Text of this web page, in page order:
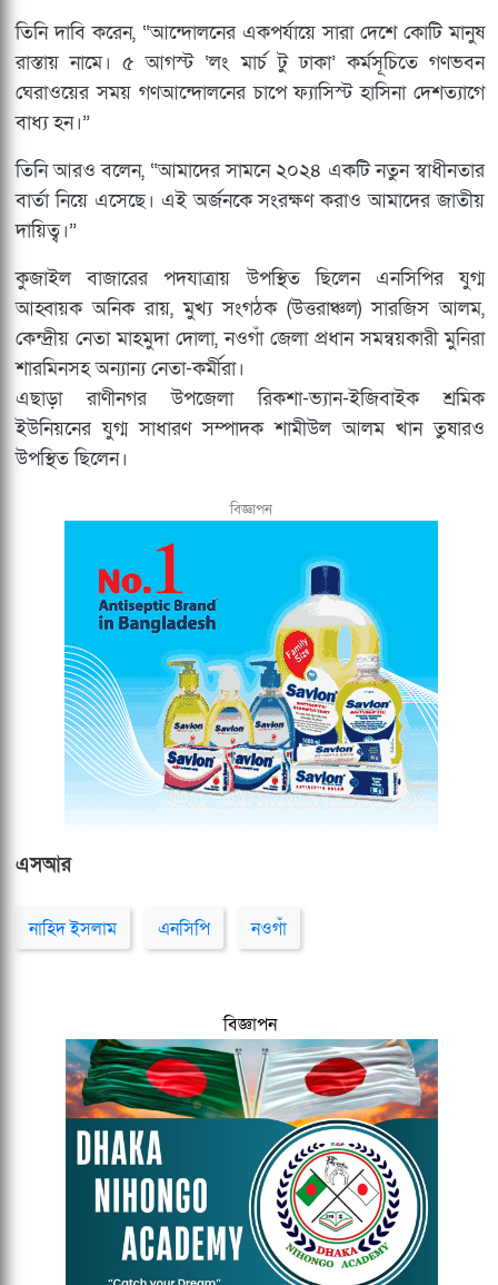
তিনি দাবি করেন, “আন্দোলনের একপর্যায়ে সারা দেশে কোটি মানুষ
রাস্তায় নামে। ৫ আগস্ট ‘লং মার্চ টু ঢাকা’ কর্মসূচিতে গণভবন
ঘেরাওয়ের সময় গণআন্দোলনের চাপে ফ্যাসিস্ট হাসিনা দেশত্যাগে
বাধ্য হন।”
তিনি আরও বলেন, “আমাদের সামনে ২০২৪ একটি নতুন স্বাধীনতার
বার্তা নিয়ে এসেছে। এই অর্জনকে সংরক্ষণ করাও আমাদের জাতীয়
দায়িত্ব।”
কুজাইল বাজারের পদযাত্রায় উপস্থিত ছিলেন এনসিপির যুগ্ম
আহ্বায়ক অনিক রায়, মুখ্য সংগঠক (উত্তরাঞ্চল) সারজিস আলম,
কেন্দ্রীয় নেতা মাহমুদা দোলা, নওগাঁ জেলা প্রধান সমন্বয়কারী মুনিরা
শারমিনসহ অন্যান্য নেতা-কর্মীরা।
এছাড়া রাণীনগর উপজেলা রিকশা-ভ্যান-ইজিবাইক শ্রমিক
ইউনিয়নের যুগ্ম সাধারণ সম্পাদক শামীউল আলম খান তুষারও
উপস্থিত ছিলেন।
বিজ্ঞাপন
এসআর
নাহিদ ইসলাম এনসিপি নওগাঁ
বিজ্ঞাপন